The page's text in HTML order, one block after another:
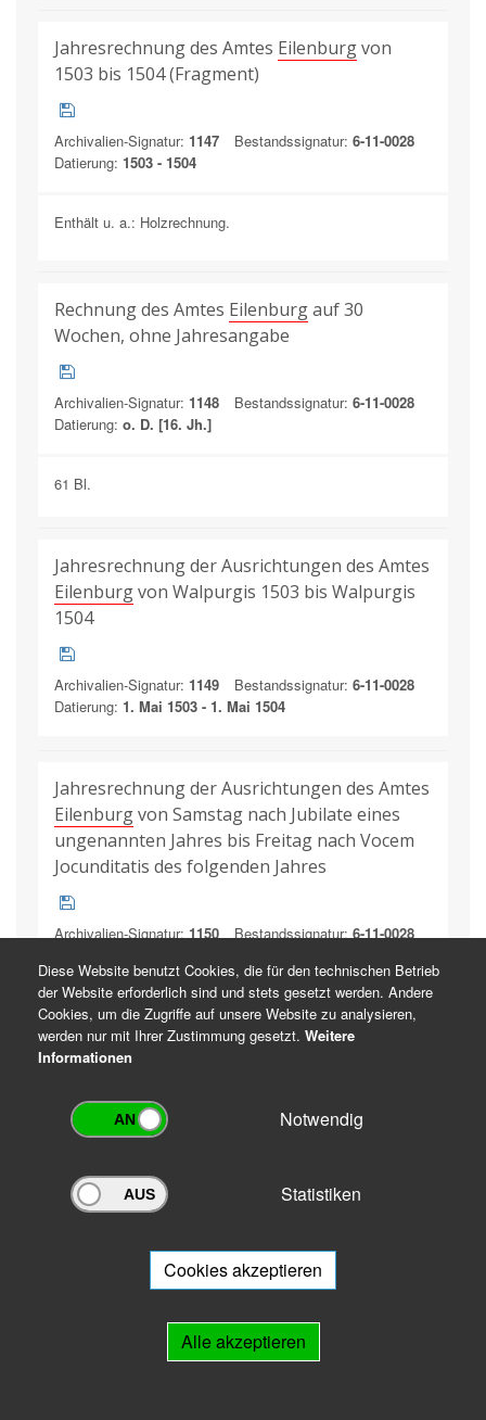
Jahresrechnung des Amtes Eilenburgvon
1503 bis 1504 (Fragment)
Archivalien-Signatur: 1147 Bestandssignatur: 6-11-0028
Datierung: 1503 - 1504
Enthält u. a.: Holzrechnung.
Rechnung des Amtes Eilenburgauf 30
Wochen, ohne Jahresangabe
Archivalien-Signatur: 1148 Bestandssignatur: 6-11-0028
Datierung: o. D. [16. Jh.]
61 Bl.
Jahresrechnung der Ausrichtungen des Amtes
Eilenburgvon Walpurgis 1503 bis Walpurgis
1504
Archivalien-Signatur: 1149 Bestandssignatur: 6-11-0028
Datierung: 1. Mai 1503 - 1. Mai 1504
Jahresrechnung der Ausrichtungen des Amtes
Eilenburgvon Samstag nach Jubilate eines
ungenannten Jahres bis Freitag nach Vocem
Jocunditatis des folgenden Jahres
Archivalien-Signatur:1150 Bestandssignatur:6-11-0028
Jahresrechnung der Ausrichtungen des Amtes
Eilenburg
Datierung:7. Mai 1505 - 25. März 1506
Jahresrechnung der Ausrichtungen des Amtes
von Mittwoch Exaltatio Crucis eines
Quasimodogeniti des folgenden Jahres
Diese Website benutzt Cookies, die für den technischen Betrieb
der Website erforderlich sind und stets gesetzt werden. Andere
Cookies, um die Zugriffe auf unsere Website zu analysieren,
werden nur mit Ihrer Zustimmung gesetzt. Weitere
Informationen
Notwendig
Statistiken
Cookies akzeptieren
Alle akzeptieren